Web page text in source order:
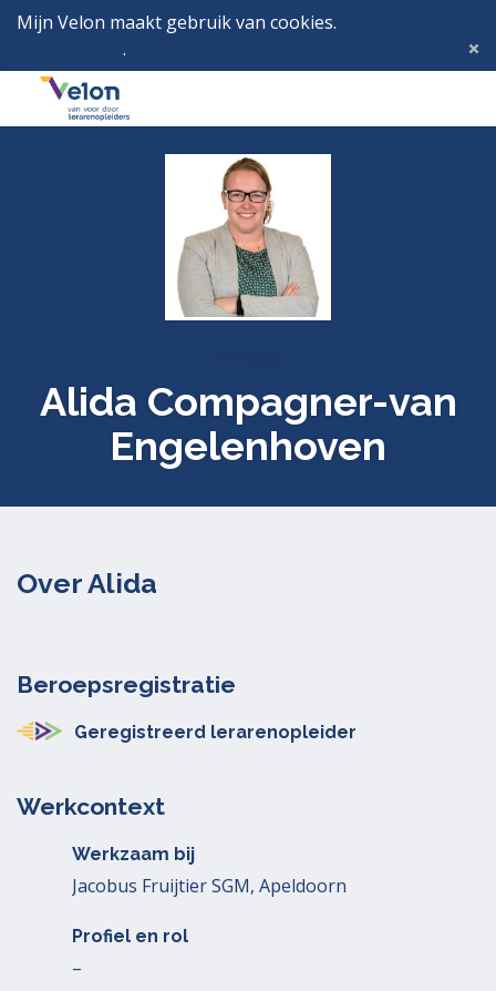
Mijn Velon maakt gebruik van cookies.
.
Menu
Alida Compagner-van
Engelenhoven
Over Alida
Beroepsregistratie
Geregistreerd lerarenopleider
Werkcontext
Werkzaam bij
Jacobus Fruijtier SGM, Apeldoorn
Profiel en rol
–